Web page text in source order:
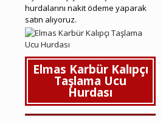
hurdalarını nakit ödeme yaparak
satın alıyoruz.
Elmas Karbür Kalıpçı
Taşlama Ucu
Hurdası